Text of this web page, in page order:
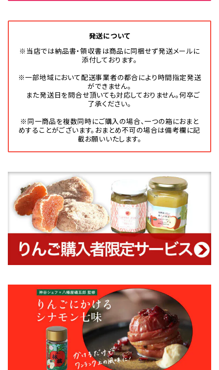
発送について
※当店では納品書・領収書は商品に同梱せず発送メールに
添付しております。
※一部地域において配送事業者の都合により時間指定発送
ができません。
また発送日を問合せ頂いても対応しておりません。何卒ご
了承ください。
※同一商品を複数同時にご購入の場合、一つの箱におまと
めすることがございます。おまとめ不可の場合は備考欄に記
載お願いいたします。